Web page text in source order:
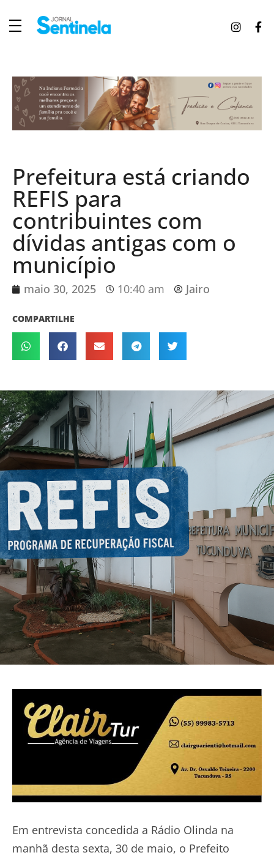
Prefeitura está criando
REFIS para
contribuintes com
dívidas antigas com o
município
maio 30, 2025 10:40 am Jairo
COMPARTILHE
Em entrevista concedida a Rádio Olinda na
manhã desta sexta, 30 de maio, o Prefeito